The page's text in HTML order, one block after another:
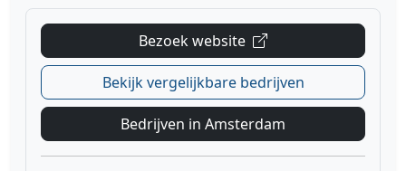
Bezoek website
Bekijk vergelijkbare bedrijven
Bedrijven in Amsterdam